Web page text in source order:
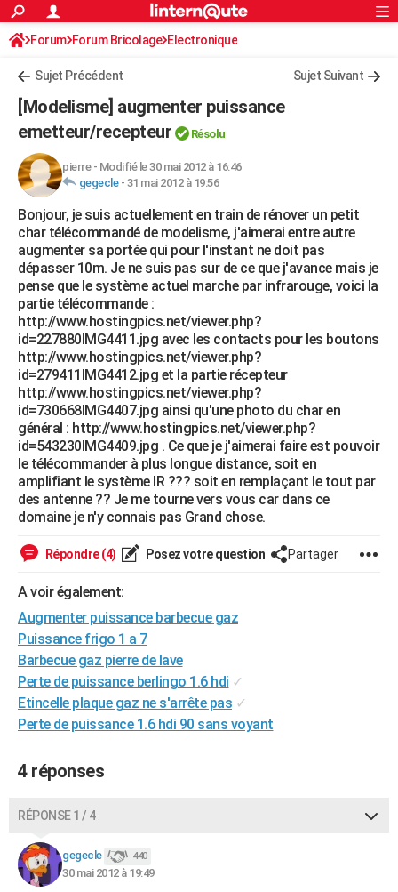
ACTUALITÉS
Politique
Société
Faits Divers
Education
Monde
Villes
+
Programme TV
Streaming
Sorties cinéma
FINANCE
Retraite
Impôts
Epargne
Immobilier
Risques naturels par ville
Banque
Assurance
Crédit
AUTO
Essais
Réserver un essai
Citadines
Berlines
SUV
Forum auto
HIGH-TECH
Mobiles
Meilleur smartphone
Internet
Ordinateurs
Jeux vidéo
Guide high-tech
+BRICOLAGE
Forum
Aménagement intérieur
Extérieur
Cuisine
Salle de bains
Jardinage
Rangement
WEEK-END
Guides de France
Escapades
Patrimoine
Expositions
Musées
Week-end nature
LIFESTYLE
Art de vivre
Bien-être
Loisirs
Mode
Modes de vie
SANTE
Alimentation
Guide de la santé
Maladies
Médicaments
Sommeil
VOYAGE
Destinations
City break
Voyage nature
Voyage de noces
Forum
Climat
+PHOTO
GUIDES D'ACHAT
BONS PLANS
CARTE DE VOEUX
Carte de Noël
Carte Bonne année
Carte Saint-Valentin
Carte Pâques
Carte d'anniversaire
DICTIONNAIRE
Dictionnaire
Biographies
Citations
Expressions
Proverbes
PROGRAMME TV
COPAINS D'AVANT
S'inscrire
Se connecter
Lycées
Collèges
Primaires
Universités
Entreprises
Service militaire
Avis de recherche
AVIS DE DÉCÈS
FORUM
S'inscrire
Connexion
Forum Forum Bricolage Electronique
Sujet Précédent Sujet Suivant
[Modelisme] augmenter puissance
emetteur/recepteur
Résolu
pierre- Modifié le 30 mai 2012 à 16:46
gegecle- 31 mai 2012 à 19:56
Bonjour, je suis actuellement en train de rénover un petit
char télécommandé de modelisme, j'aimerai entre autre
augmenter sa portée qui pour l'instant ne doit pas
dépasser 10m. Je ne suis pas sur de ce que j'avance mais je
pense que le système actuel marche par infrarouge, voici la
partie télécommande :
http://www.hostingpics.net/viewer.php?
id=227880IMG4411.jpg avec les contacts pour les boutons
http://www.hostingpics.net/viewer.php?
id=279411IMG4412.jpg et la partie récepteur
http://www.hostingpics.net/viewer.php?
id=730668IMG4407.jpg ainsi qu'une photo du char en
général : http://www.hostingpics.net/viewer.php?
id=543230IMG4409.jpg . Ce que je j'aimerai faire est pouvoir
le télécommander à plus longue distance, soit en
amplifiant le système IR ??? soit en remplaçant le tout par
des antenne ?? Je me tourne vers vous car dans ce
domaine je n'y connais pas Grand chose.
Répondre (4) Posez votre question Partager
A voir également:
Augmenter puissance barbecue gaz
Puissance frigo 1 a 7
Barbecue gaz pierre de lave
Perte de puissance berlingo 1.6 hdi ✓
Etincelle plaque gaz ne s'arrête pas ✓
Perte de puissance 1.6 hdi 90 sans voyant
4 réponses
RÉPONSE 1 / 4
gegecle 440
30 mai 2012 à 19:49